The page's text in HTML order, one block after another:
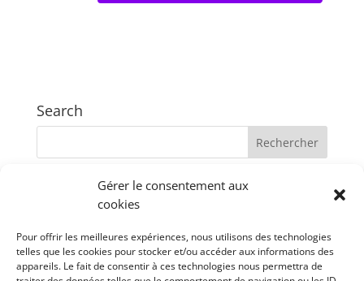
Gérer le consentement aux
cookies
Pour offrir les meilleures expériences, nous utilisons des technologies
telles que les cookies pour stocker et/ou accéder aux informations des
appareils. Le fait de consentir à ces technologies nous permettra de
Search
Recent Posts
webTranscribe
TRJS